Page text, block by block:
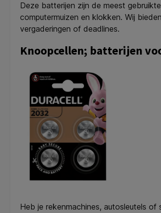
Deze batterijen zijn de meest
computermuizen en klokken. Wij
vergaderingen of deadlines.
Knoopcellen; batterijen
Heb je rekenmachines, autosleutels